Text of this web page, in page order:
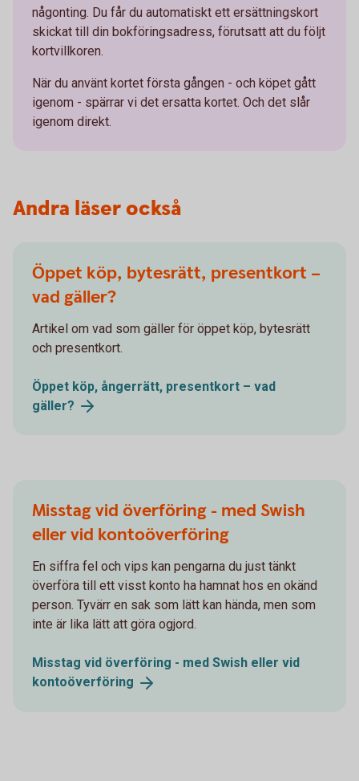
någonting. Du får du automatiskt ett ersättningskort
skickat till din bokföringsadress, förutsatt att du följt
kortvillkoren.
När du använt kortet första gången - och köpet gått
igenom - spärrar vi det ersatta kortet. Och det slår
igenom direkt.
Andra läser också
Öppet köp, bytesrätt, presentkort –
vad gäller?
Artikel om vad som gäller för öppet köp, bytesrätt
och presentkort.
Öppet köp, ångerrätt, presentkort – vad
gäller?
Misstag vid överföring - med Swish
eller vid kontoöverföring
En siffra fel och vips kan pengarna du just tänkt
överföra till ett visst konto ha hamnat hos en okänd
person. Tyvärr en sak som lätt kan hända, men som
inte är lika lätt att göra ogjord.
Misstag vid överföring - med Swish eller vid
kontoöverföring